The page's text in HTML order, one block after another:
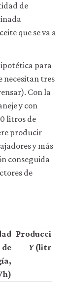
de
que se va a
para
necesitan tres
Con la
y con
litros de
producir
y más
conseguida
de
de
Producción,
Y(litros)